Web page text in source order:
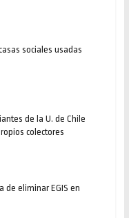
sociales usadas
de la U. de Chile
colectores
de eliminar EGIS en